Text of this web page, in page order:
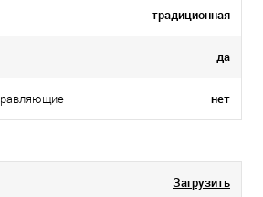
традиционная
да
нет
Загрузить